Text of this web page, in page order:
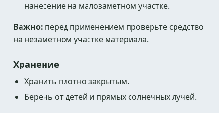
нанесение на малозаметном участке.
Важно: перед применением проверьте средство
на незаметном участке материала.
Хранение
Хранить плотно закрытым.
Беречь от детей и прямых солнечных лучей.